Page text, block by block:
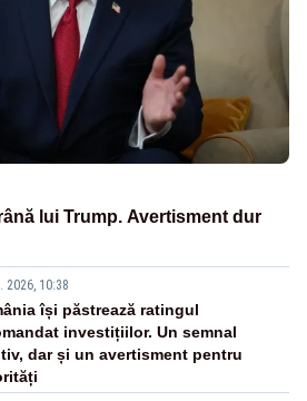
lui Trump. Avertisment dur
2026, 10:38
își păstrează ratingul
investițiilor. Un semnal
dar și un avertisment pentru